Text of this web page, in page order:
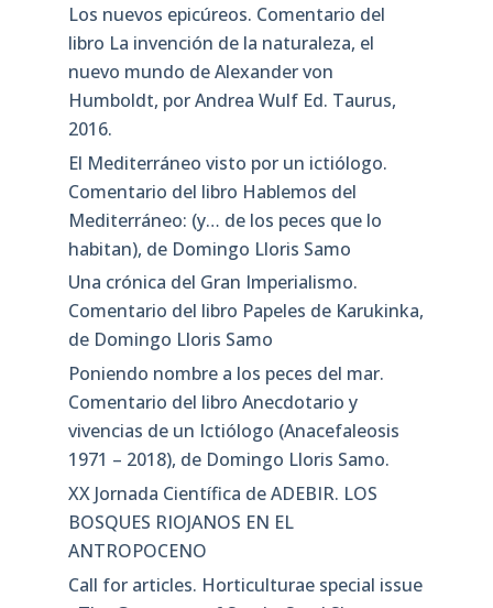
Los nuevos epicúreos. Comentario del
libro La invención de la naturaleza, el
nuevo mundo de Alexander von
Humboldt, por Andrea Wulf Ed. Taurus,
2016.
El Mediterráneo visto por un ictiólogo.
Comentario del libro Hablemos del
Mediterráneo: (y… de los peces que lo
habitan), de Domingo Lloris Samo
Una crónica del Gran Imperialismo.
Comentario del libro Papeles de Karukinka,
de Domingo Lloris Samo
Poniendo nombre a los peces del mar.
Comentario del libro Anecdotario y
vivencias de un Ictiólogo (Anacefaleosis
1971 – 2018), de Domingo Lloris Samo.
XX Jornada Científica de ADEBIR. LOS
BOSQUES RIOJANOS EN EL
ANTROPOCENO
Call for articles. Horticulturae special issue